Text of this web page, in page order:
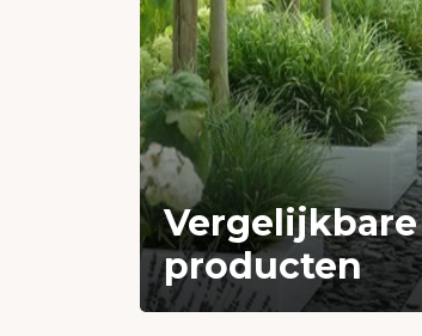
Vergelijkbare
producten